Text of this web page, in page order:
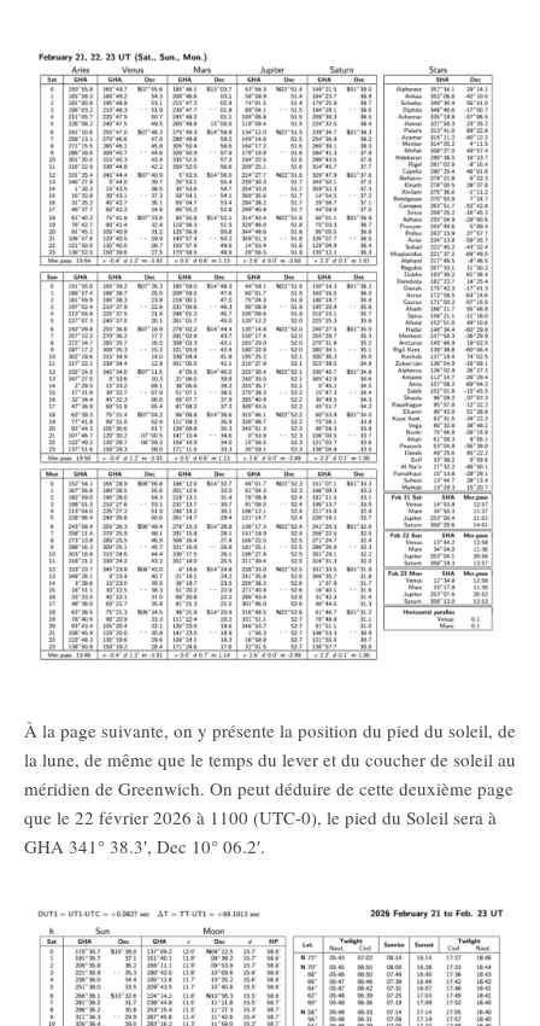
À la page suivante, on y présente la position du pied du soleil, de
la lune, de même que le temps du lever et du coucher de soleil au
méridien de Greenwich. On peut déduire de cette deuxième page
que le 22 février 2026 à 1100 (UTC-0), le pied du Soleil sera à
GHA 341° 38.3′, Dec 10° 06.2′.